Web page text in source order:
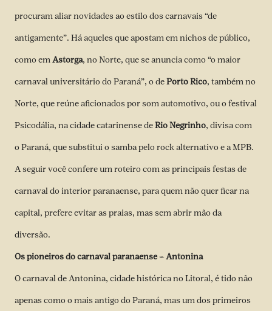
procuram aliar novidades ao estilo dos carnavais “de
antigamente”. Há aqueles que apostam em nichos de público,
como emAstorga, no Norte, que se anuncia como “o maior
carnaval universitário do Paraná”, o dePorto Rico, também no
Norte, que reúne aficionados por som automotivo, ou o festival
Psicodália, na cidade catarinense deRio Negrinho, divisa com
o Paraná, que substitui o samba pelo rock alternativo e a MPB.
A seguir você confere um roteiro com as principais festas de
carnaval do interior paranaense, para quem não quer ficar na
capital, prefere evitar as praias, mas sem abrir mão da
diversão.
Os pioneiros do carnaval paranaense – Antonina
O carnaval de Antonina, cidade histórica no Litoral, é tido não
apenas como o mais antigo do Paraná, mas um dos primeiros